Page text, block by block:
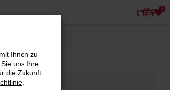
0
Ihnen zu
uns Ihre
die Zukunft